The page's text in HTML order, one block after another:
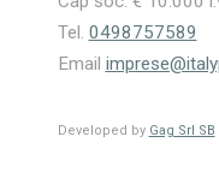
Tel. 0498757589
Email
Developed by Gag Srl SB